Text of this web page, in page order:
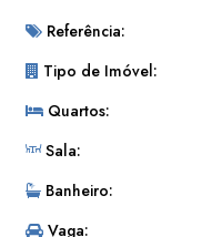
Referência:
Tipo de Imóvel:
Quartos:
Sala:
Banheiro:
Vaga: